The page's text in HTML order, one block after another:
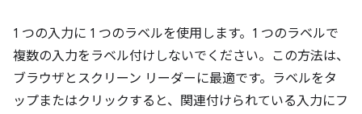
1 つの入力に 1 つのラベルを使用します。1 つのラベルで
複数の入力をラベル付けしないでください。この方法は、
ブラウザとスクリーン リーダーに最適です。ラベルをタ
ップまたはクリックすると、関連付けられている入力にフ